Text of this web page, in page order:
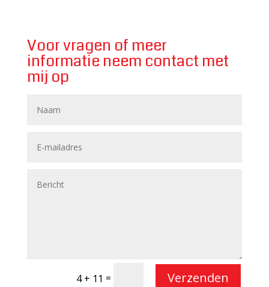
Voor vragen of meer
informatie neem contact met
mij op
4 + 11 = Verzenden